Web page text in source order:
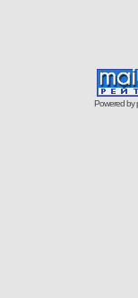
Powered by